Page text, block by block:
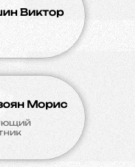
Виктор
Морис